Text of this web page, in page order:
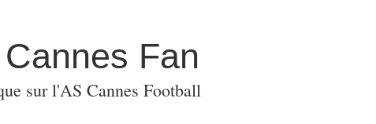
Fan
sur l'AS Cannes Football